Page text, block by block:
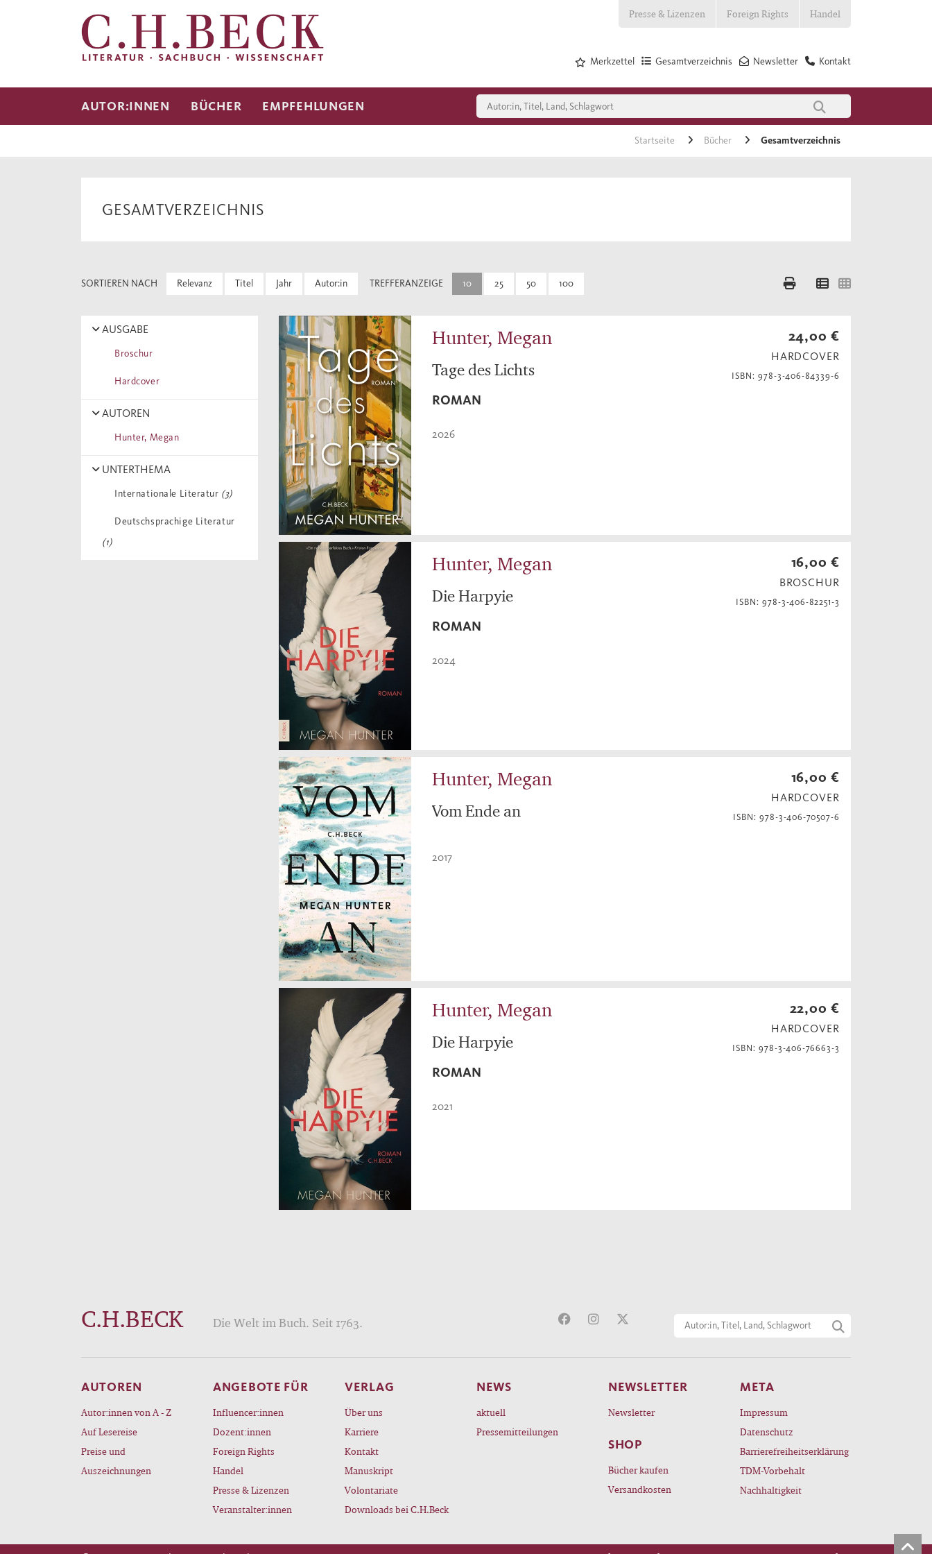
Presse & Lizenzen Foreign Rights Handel
Kontakt
Newsletter
Gesamtverzeichnis
Merkzettel
AUTOR:INNEN BÜCHER EMPFEHLUNGEN
Startseite Bücher Gesamtverzeichnis
GESAMTVERZEICHNIS
SORTIEREN NACH Relevanz Titel Jahr Autor:in TREFFERANZEIGE 10 25 50 100
AUSGABE
Broschur
Hardcover
AUTOREN
Hunter, Megan
UNTERTHEMA
Internationale Literatur (3)
Deutschsprachige Literatur
(1)
Hunter, Megan
Tage des Lichts
ROMAN
2026
24,00 €
HARDCOVER
ISBN: 978-3-406-84339-6
Hunter, Megan
Die Harpyie
ROMAN
2024
16,00 €
BROSCHUR
ISBN: 978-3-406-82251-3
Hunter, Megan
Vom Ende an
2017
16,00 €
HARDCOVER
ISBN: 978-3-406-70507-6
Hunter, Megan
Die Harpyie
ROMAN
2021
22,00 €
HARDCOVER
ISBN: 978-3-406-76663-3
C.H.BECK Die Welt im Buch. Seit 1763.
AUTOREN
Autor:innen von A - Z
Auf Lesereise
Preise und
Auszeichnungen
ANGEBOTE FÜR
Influencer:innen
Dozent:innen
Foreign Rights
Handel
Presse & Lizenzen
Veranstalter:innen
VERLAG
Über uns
Karriere
Kontakt
Manuskript
Volontariate
Downloads bei C.H.Beck
NEWS
aktuell
Pressemitteilungen
NEWSLETTER
Newsletter
SHOP
Bücher kaufen
Versandkosten
META
Impressum
Datenschutz
Barrierefreiheitserklärung
TDM-Vorbehalt
Nachhaltigkeit